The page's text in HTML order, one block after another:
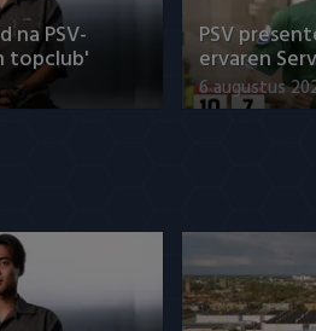
na PSV-
topclub'
PSV
ervaren
6 augustus